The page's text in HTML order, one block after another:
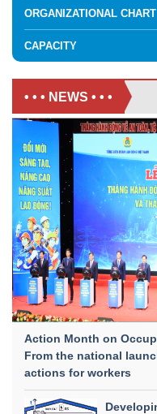
ORGANIZATIONAL CHART
CAPACITY
• • • NEWS • • •
Action Month on
From the national
actions for workers